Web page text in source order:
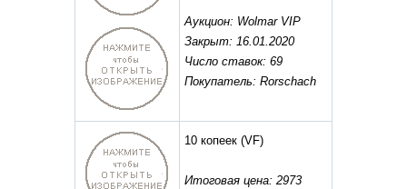
Аукцион: Wolmar VIP
Закрыт: 16.01.2020
Число ставок: 69
Покупатель: Rorschach
10 копеек (VF)
Итоговая цена: 2973